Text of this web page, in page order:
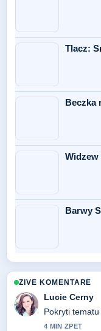
Tlacz:
Beczka
Widzew
Barwy
ZIVE KOMENTARE
Lucie Cerny
Pokryti
4 MIN ZPET